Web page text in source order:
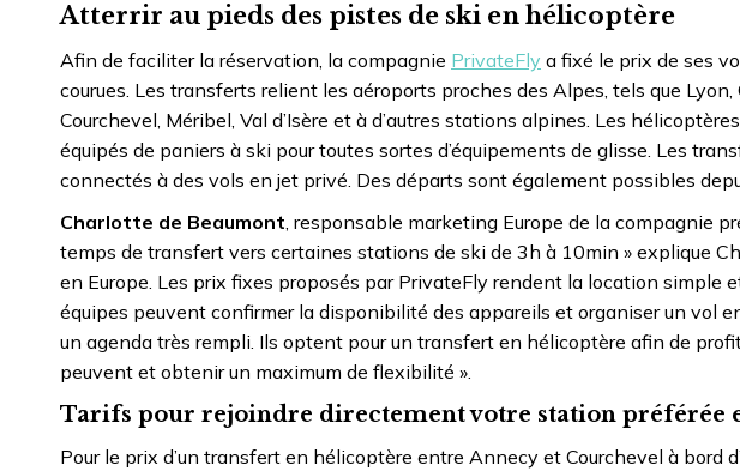
Atterrir au pieds des pistes de ski en hélicoptère
Afin de faciliter la réservation, la compagnie PrivateFly a fixé le prix de ses
courues. Les transferts relient les aéroports proches des Alpes, tels que
Courchevel, Méribel, Val d’Isère et à d’autres stations alpines. Les
équipés de paniers à ski pour toutes sortes d’équipements de glisse. Les
connectés à des vols en jet privé. Des départs sont également possibles
Charlotte de Beaumont, responsable marketing Europe de la compagnie
temps de transfert vers certaines stations de ski de 3h à 10min » explique
en Europe. Les prix fixes proposés par PrivateFly rendent la location simple
équipes peuvent confirmer la disponibilité des appareils et organiser un vol
un agenda très rempli. Ils optent pour un transfert en hélicoptère afin de
peuvent et obtenir un maximum de flexibilité ».
Tarifs pour rejoindre directement votre station préférée
Pour le prix d’un transfert en hélicoptère entre Annecy et Courchevel à bord